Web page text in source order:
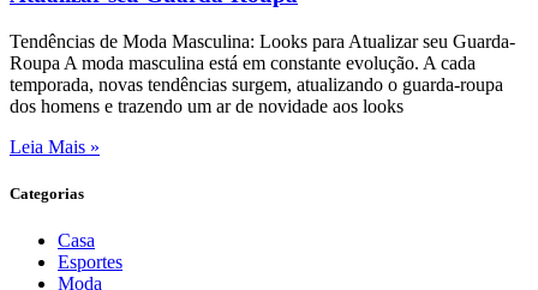
Tendências de Moda Masculina: Looks para Atualizar seu Guarda-
Roupa A moda masculina está em constante evolução. A cada
temporada, novas tendências surgem, atualizando o guarda-roupa
dos homens e trazendo um ar de novidade aos looks
Leia Mais »
Categorias
Casa
Esportes
Moda